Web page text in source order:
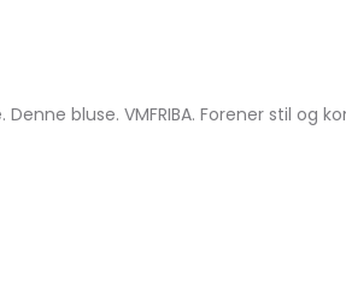
bluse. VMFRIBA. Forener stil og